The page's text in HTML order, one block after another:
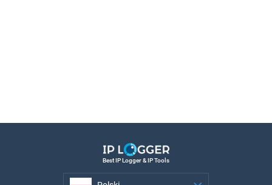
Best IP Logger & IP Tools